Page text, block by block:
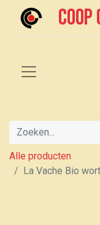
Alle producten
La Vache Bio